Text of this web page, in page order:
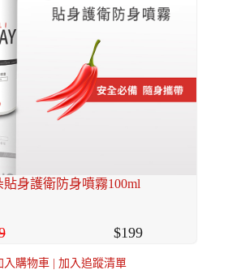
貼身護衛防身噴霧100ml
199
入購物車 加入追蹤清單